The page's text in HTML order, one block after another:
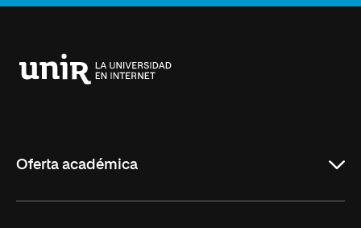
Oferta académica